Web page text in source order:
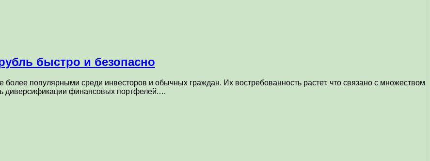
быстро и безопасно
популярными среди инвесторов и обычных граждан. Их востребованность растет, что связано с множеством
диверсификации финансовых портфелей.…